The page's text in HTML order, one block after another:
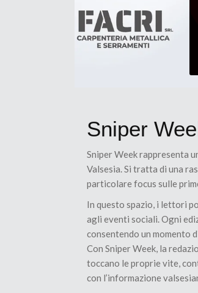
Sniper
Sniper Week rappresenta
Valsesia. Si tratta di una
particolare focus sulle
In questo spazio, i lettori
agli eventi sociali. Ogni
consentendo un momento
Con Sniper Week, la
toccano le proprie vite,
con l’informazione